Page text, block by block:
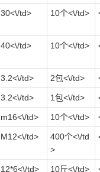
30<\/td> 10个<\/td>
40<\/td> 10个<\/td>
3.2<\/td> 2包<\/td>
3.2<\/td> 1包<\/td>
m16<\/td> 10个<\/td>
M12<\/td>
400个<\/td
>
12*6<\/td> 10斤<\/td>